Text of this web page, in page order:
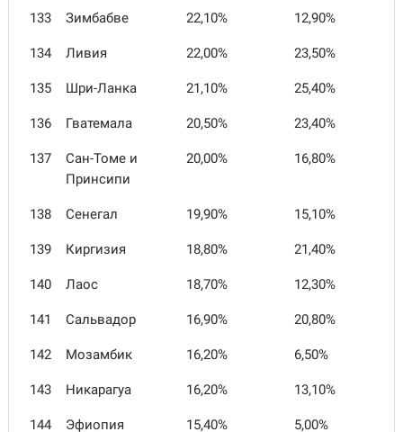
133 Зимбабве 22,10% 12,90%
134 Ливия 22,00% 23,50%
135 Шри-Ланка 21,10% 25,40%
136 Гватемала 20,50% 23,40%
137
Сан-Томе и
Принсипи
20,00% 16,80%
138 Сенегал 19,90% 15,10%
139 Киргизия 18,80% 21,40%
140 Лаос 18,70% 12,30%
141 Сальвадор 16,90% 20,80%
142 Мозамбик 16,20% 6,50%
143 Никарагуа 16,20% 13,10%
144 Эфиопия 15,40% 5,00%